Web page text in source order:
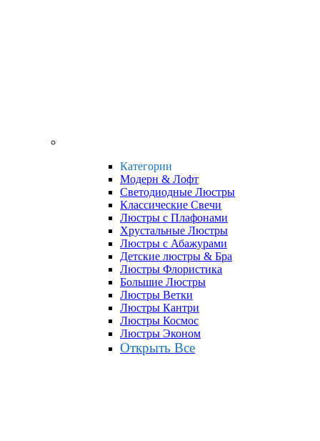
Категории
Модерн & Лофт
Светодиодные Люстры
Классические Свечи
Люстры с Плафонами
Хрустальные Люстры
Люстры с Абажурами
Детские люстры & Бра
Люстры Флористика
Большие Люстры
Люстры Ветки
Люстры Кантри
Люстры Космос
Люстры Эконом
Открыть Все